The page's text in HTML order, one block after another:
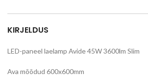
KIRJELDUS
LED-paneel laelamp Avide 45W 3600lm Slim
Ava mõõdud 600x600mm